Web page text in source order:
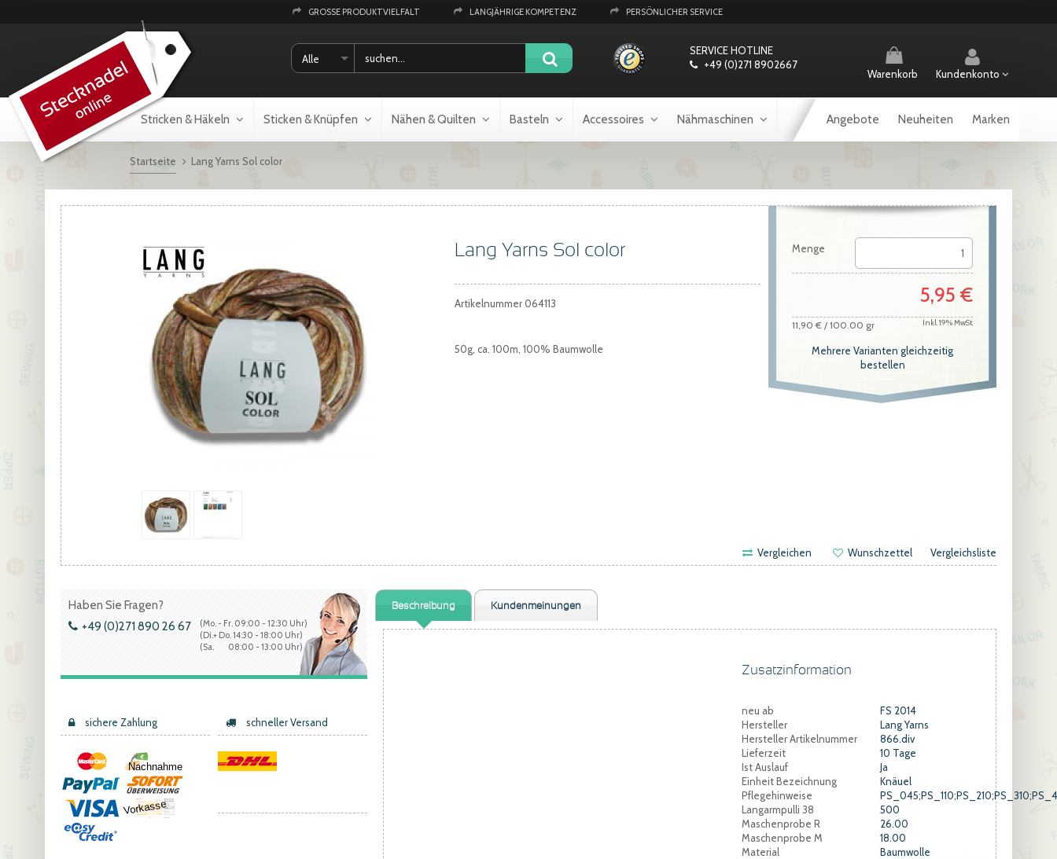
GROSSE PRODUKTVIELFALT LANGJÄHRIGE KOMPETENZ PERSÖNLICHER SERVICE
Alle
SERVICE HOTLINE
+49 (0)271 8902667
Warenkorb Kundenkonto
Stricken & Häkeln Sticken & Knüpfen Nähen & Quilten Basteln Accessoires Nähmaschinen Angebote Neuheiten Marken
Startseite Lang Yarns Sol color
Lang Yarns Sol color
Artikelnummer064113
50g, ca. 100m, 100% Baumwolle
Menge
5,95 €
Inkl. 19% MwSt.
11,90 € / 100.00 gr
Mehrere Varianten gleichzeitig
bestellen
Vergleichen Wunschzettel Vergleichsliste
Beschreibung Kundenmeinungen
Zusatzinformation
neu ab
FS 2014
Hersteller
Lang Yarns
Hersteller Artikelnummer
866.div
Lieferzeit
10 Tage
Ist Auslauf
Ja
Einheit Bezeichnung
Knäuel
Pflegehinweise
Langarmpulli 38
500
Maschenprobe R
26.00
Maschenprobe M
18.00
Material
Baumwolle
Haben Sie Fragen?
+49 (0)271 890 26 67
(Mo. - Fr. 09:00 - 12:30 Uhr)
(Di.+ Do. 14:30 - 18:00 Uhr)
(Sa. 08:00 - 13:00 Uhr)
sichere Zahlung
Nachnahme
Vorkasse
schneller Versand